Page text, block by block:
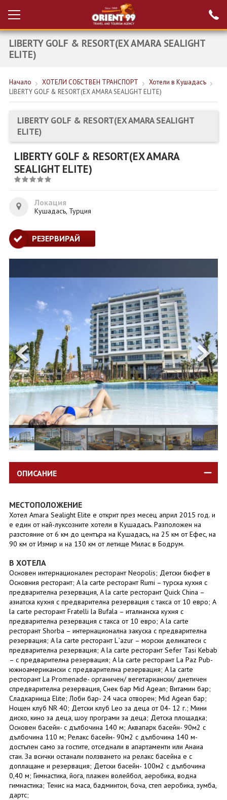
Вход за агенти
Проверка на
НОВА ГОДИНА ТУРЦИЯ
ПОЧИВКИ
КРУИЗИ
ЕКЗОТИКА
ЕКСКУРЗИИ
ОЩЕ
ЗА НАС
Запитване
ПОСЛЕДВАЙТЕ НИ
LIBERTY GOLF & RESORT(EX AMARA SEALIGHT
ELITE)
Начало ХОТЕЛИ СОБСТВЕН ТРАНСПОРТ
Хотели в Кушадасъ
LIBERTY GOLF & RESORT(EX AMARA SEALIGHT ELITE)
LIBERTY GOLF & RESORT(EX AMARA SEALIGHT
ELITE)
LIBERTY GOLF & RESORT(EX AMARA
SEALIGHT ELITE)
Локация
Кушадасъ, Турция
РЕЗЕРВИРАЙ
ОПИСАНИЕ
МЕСТОПОЛОЖЕНИЕ
Хотел Amara Sealight Elite е открит през месец април 2015 год. и
е един от най-луксозните хотели в Кушадасъ. Разположен на
разстояние от 6 км до центъра на Кушадасъ, на 25 км от Ефес, на
90 км от Измир и на 130 км от летище Милас в Бодрум.
В ХОТЕЛА
Основен интернационален ресторант Neopolis; Детски бюфет в
Основния ресторант; A la carte ресторант Rumi – турска кухня с
предварителна резервация, A la carte ресторант Quick China –
азиатска кухня с предварителна резервация с такса от 10 евро; A
la carte ресторант Fratelli la Bufala – италианска кухня с
предварителна резервация с такса от 10 евро; A la carte
ресторант Shorba – интернационална закуска с предварителна
резервация; A la carte ресторант L`azur – морски деликатеси с
предварителна резервация; A la carte ресторант Sefer Tasi Kebab
– с предварителна резервация; A la carte ресторант La Paz Pub-
южноамерикански с предварителна резервация; A la carte
ресторант La Promenade- органичен/ вегетариански/ диетичен
спредварителна резервация, Снек бар Mid Agean; Витамин бар;
Сладкарница Elite; Лоби бар- 24 часа отворен; Mid Agean бар;
Нощен клуб NR 40; Детски клуб Leo за деца от 04- 12 г.; Мини
диско, кино за деца, шоу програми за деца; Детска площадка;
Основен басейн- с дълбочина 140 м; Аквапарк басейн- 90м2 с
дълбочина 110 м; Релакс басейн- 90м2 с дълбочина 140 м-
достъпен само за гостите, отседнали в апартаменти или Анаиа
стаи. За всички останали ползването на релакс басейна е с
доплащане и резервация; Детски басейн- 100м2 с дълбочина
0,40 м; Гимнастика, йога, плажен волейбол, аеробика, водна
гимнастика; Тенис на маса, бадминтон, боча, степ аеробика, зумба,
дартс;